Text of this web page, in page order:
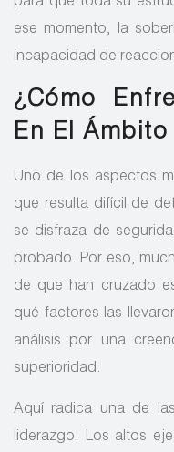
ese momento, la
incapacidad de
¿Cómo
En El
Uno de los aspectos
que resulta difícil de
se disfraza de
probado. Por eso,
de que han cruzado
qué factores las
análisis por una
superioridad.
Aquí radica una de
liderazgo. Los altos